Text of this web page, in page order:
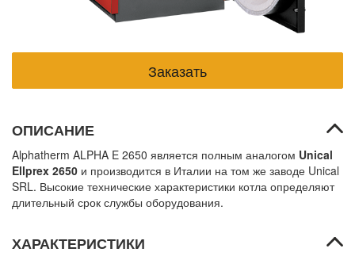
ОПИСАНИЕ
Alphatherm ALPHA E 2650 является полным аналогом Unical
Ellprex 2650 и производится в Италии на том же заводе Unical
SRL. Высокие технические характеристики котла определяют
длительный срок службы оборудования.
ХАРАКТЕРИСТИКИ